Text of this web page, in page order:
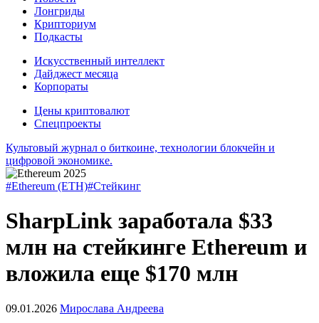
Лонгриды
Крипториум
Подкасты
Искусственный интеллект
Дайджест месяца
Корпораты
Цены криптовалют
Спецпроекты
Культовый журнал о биткоине, технологии блокчейн и
цифровой экономике.
#Ethereum (ETH)#Стейкинг
SharpLink заработала $33
млн на стейкинге Ethereum и
вложила еще $170 млн
09.01.2026 Мирослава Андреева